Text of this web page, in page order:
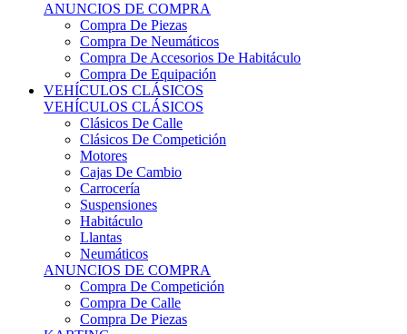
Compra De Neumáticos
Compra De Accesorios De Habitáculo
Compra De Equipación
VEHÍCULOS CLÁSICOS
VEHÍCULOS CLÁSICOS
Clásicos De Calle
Clásicos De Competición
Motores
Cajas De Cambio
Carrocería
Suspensiones
Habitáculo
Llantas
Neumáticos
ANUNCIOS DE COMPRA
Compra De Competición
Compra De Calle
Compra De Piezas
KARTING
KARTING